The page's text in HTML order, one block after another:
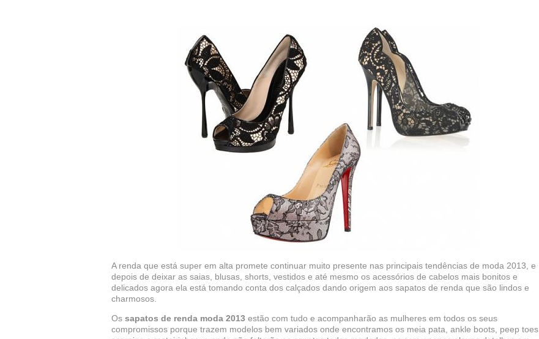
A renda que está super em alta promete continuar muito presente nas principais tendências de moda 2013, e
depois de deixar as saias, blusas, shorts, vestidos e até mesmo os acessórios de cabelos mais bonitos e
delicados agora ela está tomando conta dos calçados dando origem aos sapatos de renda que são lindos e
charmosos.
Os sapatos de renda moda 2013 estão com tudo e acompanharão as mulheres em todos os seus
compromissos porque trazem modelos bem variados onde encontramos os meia pata, ankle boots, peep toes,